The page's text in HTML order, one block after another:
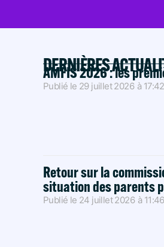
DERNIÈRES
AMFIS 2026 : les
Publié le 29 juillet 2026 à 17:42
Retour sur la
situation des parents
Publié le 24 juillet 2026 à 11:46